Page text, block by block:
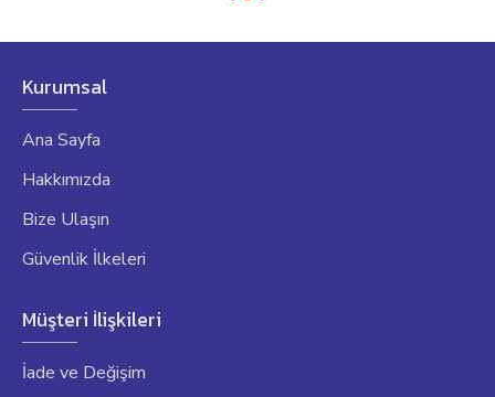
Kurumsal
Ana Sayfa
Hakkımızda
Bize Ulaşın
Güvenlik İlkeleri
Müşteri İlişkileri
İade ve Değişim